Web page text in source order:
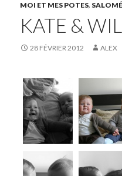
MOI ET MES POTES, SALOMÉ
KATE &
28 FÉVRIER 2012 ALEX